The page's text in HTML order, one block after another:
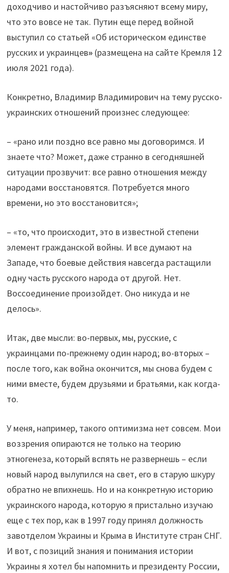
доходчиво и настойчиво разъясняют всему миру,
что это вовсе не так. Путин еще перед войной
выступил со статьей «Об историческом единстве
русских и украинцев»(размещена на сайте Кремля 12
июля 2021 года).
Конкретно, Владимир Владимирович на тему русско-
украинских отношений произнес следующее:
– «рано или поздно все равно мы договоримся. И
знаете что? Может, даже странно в сегодняшней
ситуации прозвучит: все равно отношения между
народами восстановятся. Потребуется много
времени, но это восстановится»;
– «то, что происходит, это в известной степени
элемент гражданской войны. И все думают на
Западе, что боевые действия навсегда растащили
одну часть русского народа от другой. Нет.
Воссоединение произойдет. Оно никуда и не
делось».
Итак, две мысли: во-первых, мы, русские, с
украинцами по-прежнему один народ; во-вторых –
после того, как война окончится, мы снова будем с
ними вместе, будем друзьями и братьями, как когда-
то.
У меня, например, такого оптимизма нет совсем. Мои
воззрения опираются не только на теорию
этногенеза, который вспять не развернешь – если
новый народ вылупился на свет, его в старую шкуру
обратно не впихнешь. Но и на конкретную историю
украинского народа, которую я пристально изучаю
еще с тех пор, как в 1997 году принял должность
завотделом Украины и Крыма в Институте стран СНГ.
И вот, с позиций знания и понимания истории
Украины я хотел бы напомнить и президенту России,